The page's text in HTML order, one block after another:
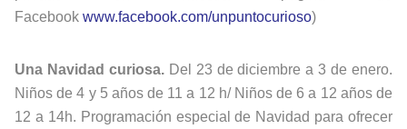
Facebook www.facebook.com/unpuntocurioso)
Una Navidad curiosa.Del 23 de diciembre a 3 de enero.
Niños de 4 y 5 años de 11 a 12 h/ Niños de 6 a 12 años de
12 a 14h. Programación especial de Navidad para ofrecer